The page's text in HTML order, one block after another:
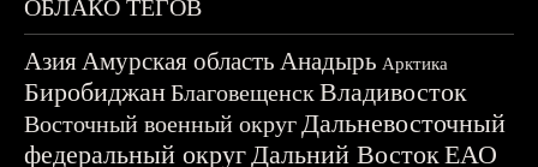
ОБЛАКО ТЕГОВ
АзияАмурская область Анадырь Арктика
БиробиджанБлаговещенскВладивосток
Восточный военный округДальневосточный
федеральный округДальний ВостокЕАО